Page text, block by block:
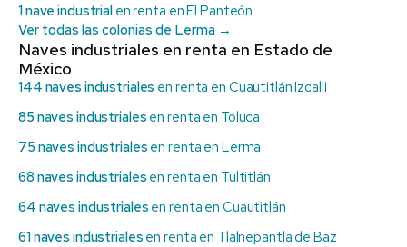
1 nave industrialen renta en El Panteón
Ver todas las colonias de Lerma →
Naves industriales en renta en Estado de
México
144 naves industriales en renta en Cuautitlán Izcalli
85 naves industriales en renta en Toluca
75 naves industriales en renta en Lerma
68 naves industriales en renta en Tultitlán
64 naves industriales en renta en Cuautitlán
61 naves industriales en renta en Tlalnepantla de Baz